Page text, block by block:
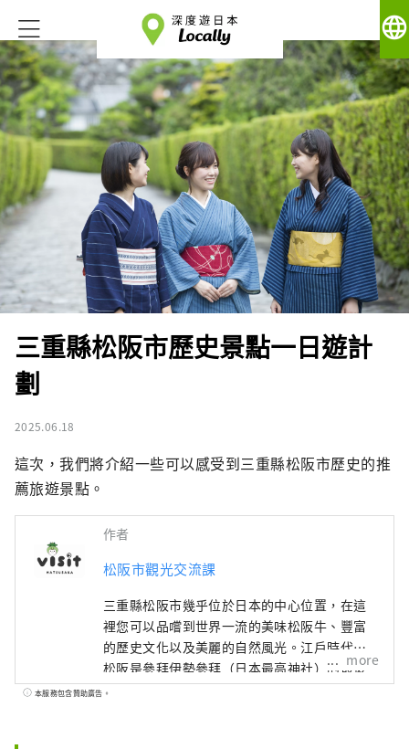
language
三重縣松阪市歷史景點一日遊計
劃
2025.06.18
這次，我們將介紹一些可以感受到三重縣松阪市歷史的推
薦旅遊景點。
作者
松阪市觀光交流課
三重縣松阪市幾乎位於日本的中心位置，在這
裡您可以品嚐到世界一流的美味松阪牛、豐富
的歷史文化以及美麗的自然風光。江戶時代，
松阪是參拜伊勢參拜（日本最高神社）的最後
驛站。這些商人在江戶成功地進行了松阪棉花
more
本服務包含贊助廣告。